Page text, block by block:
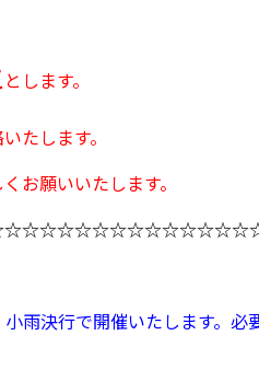
とします。
たします。
お願いいたします。
雨決行で開催いたします。